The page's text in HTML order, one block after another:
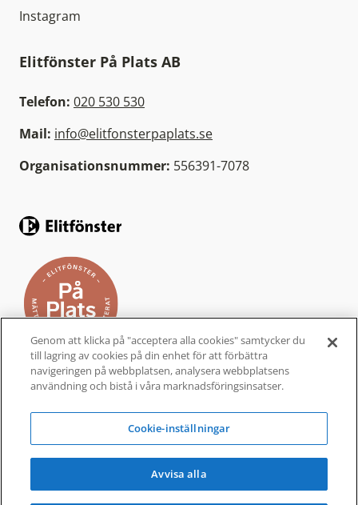
Instagram
Elitfönster På Plats AB
Telefon: 020 530 530
Mail: info@elitfonsterpaplats.se
Organisationsnummer: 556391-7078
Elitfönster På Plats är ett helhetskoncept från
Elitfönster, för dig som vill byta fönster och
är bekvämt, enkelt och tryggt.
Genom att klicka på "acceptera alla cookies" samtycker du
till lagring av cookies på din enhet för att förbättra
navigeringen på webbplatsen, analysera webbplatsens
användning och bistå i våra marknadsföringsinsatser.
Cookie-inställningar
Avvisa alla